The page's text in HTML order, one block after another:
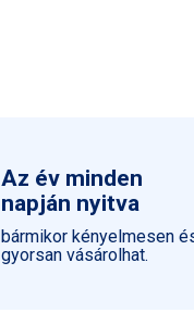
Az év minden
napján nyitva
bármikor kényelmesen
gyorsan vásárolhat.